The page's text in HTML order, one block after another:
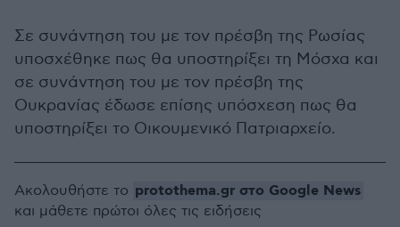
Σε συνάντηση του με τον πρέσβη της Ρωσίας
υποσχέθηκε πως θα υποστηρίξει τη Μόσχα και
σε συνάντηση του με τον πρέσβη της
Ουκρανίας έδωσε επίσης υπόσχεση πως θα
υποστηρίξει το Οικουμενικό Πατριαρχείο.
Ακολουθήστε το protothema.gr στο Google News
και μάθετε πρώτοι όλες τις ειδήσεις